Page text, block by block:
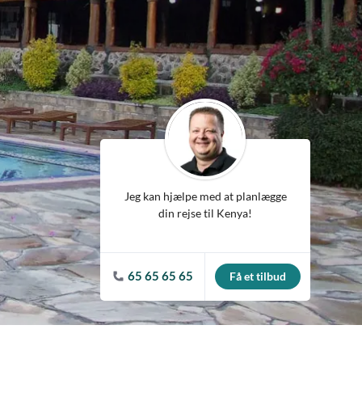
Jeg kan hjælpe med at planlægge
din rejse til Kenya!
65 65 65 65 Få et tilbud